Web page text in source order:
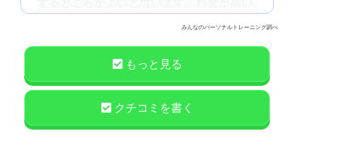
設定で少しきついです。貧乏人にもお財布
にやさしいとうれしい
みんなのパーソナルトレーニング調べ
もっと見る
クチコミを書く